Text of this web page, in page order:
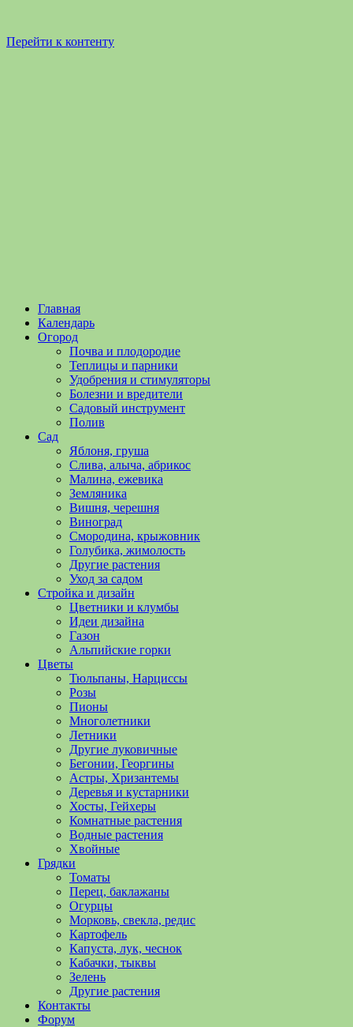
Перейти к контенту
Садоводство
Огородничество
Садоводство
огородничество
полезные
уходу
овощами,
растениями
Поможем
обустройстве
выращивании
Главная
Календарь
Огород
Почва и плодородие
Теплицы и парники
Удобрения и стимуляторы
Болезни и вредители
Садовый инструмент
Полив
Сад
Яблоня, груша
Слива, алыча, абрикос
Малина, ежевика
Земляника
Вишня, черешня
Виноград
Смородина, крыжовник
Голубика, жимолость
Другие растения
Уход за садом
Стройка и дизайн
Цветники и клумбы
Идеи дизайна
Газон
Альпийские горки
Цветы
Тюльпаны, Нарциссы
Розы
Пионы
Многолетники
Летники
Другие луковичные
Бегонии, Георгины
Астры, Хризантемы
Деревья и кустарники
Хосты, Гейхеры
Комнатные растения
Водные растения
Хвойные
Грядки
Томаты
Перец, баклажаны
Огурцы
Морковь, свекла, редис
Картофель
Капуста, лук, чеснок
Кабачки, тыквы
Зелень
Другие растения
Контакты
Форум